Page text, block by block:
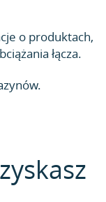
o produktach,
łącza.